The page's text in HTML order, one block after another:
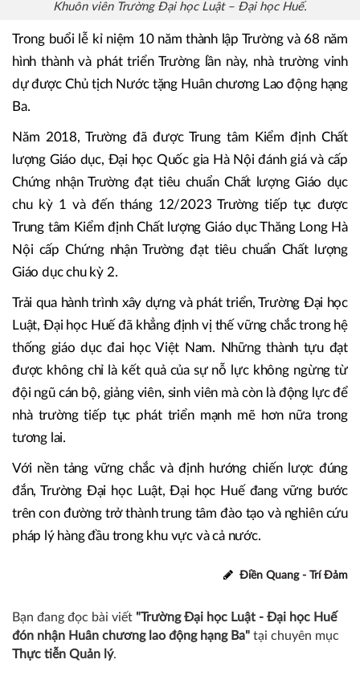
Khuôn viên Trường Đại học Luật – Đại học Huế.
Trong buổi lễ kỉ niệm 10 năm thành lập Trường và 68 năm
hình thành và phát triển Trường lần này, nhà trường vinh
dự được Chủ tịch Nước tặng Huân chương Lao động hạng
Ba.
Năm 2018, Trường đã được Trung tâm Kiểm định Chất
lượng Giáo dục, Đại học Quốc gia Hà Nội đánh giá và cấp
Chứng nhận Trường đạt tiêu chuẩn Chất lượng Giáo dục
chu kỳ 1 và đến tháng 12/2023 Trường tiếp tục được
Trung tâm Kiểm định Chất lượng Giáo dục Thăng Long Hà
Nội cấp Chứng nhận Trường đạt tiêu chuẩn Chất lượng
Giáo dục chu kỳ 2.
Trải qua hành trình xây dựng và phát triển, Trường Đại học
Luật, Đại học Huế đã khẳng định vị thế vững chắc trong hệ
thống giáo dục đai học Việt Nam. Những thành tựu đạt
được không chỉ là kết quả của sự nỗ lực không ngừng từ
đội ngũ cán bộ, giảng viên, sinh viên mà còn là động lực để
nhà trường tiếp tục phát triển mạnh mẽ hơn nữa trong
tương lai.
Với nền tảng vững chắc và định hướng chiến lược đúng
đắn, Trường Đại học Luật, Đại học Huế đang vững bước
trên con đường trở thành trung tâm đào tạo và nghiên cứu
pháp lý hàng đầu trong khu vực và cả nước.
Điền Quang - Trí Đảm
Bạn đang đọc bài viết "Trường Đại học Luật - Đại học Huế
đón nhận Huân chương lao động hạng Ba" tại chuyên mục
Thực tiễn Quản lý.